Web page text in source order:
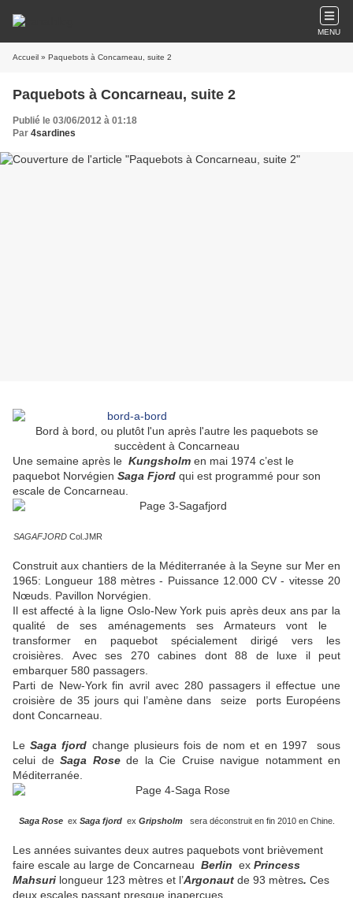
MENU
Accueil » Paquebots à Concarneau, suite 2
Paquebots à Concarneau, suite 2
Publié le 03/06/2012 à 01:18
Par 4sardines
Bord à bord, ou plutôt l'un après l'autre les paquebots se
succèdent à Concarneau
Une semaine après le Kungsholm en mai 1974 c’est le
paquebot Norvégien Saga Fjord qui est programmé pour son
escale de Concarneau.
SAGAFJORD Col.JMR
Construit aux chantiers de la Méditerranée à la Seyne sur Mer en
1965: Longueur 188 mètres - Puissance 12.000 CV - vitesse 20
Nœuds. Pavillon Norvégien.
Il est affecté à la ligne Oslo-New York puis après deux ans par la
qualité de ses aménagements ses Armateurs vont le
transformer en paquebot spécialement dirigé vers les
croisières. Avec ses 270 cabines dont 88 de luxe il peut
embarquer 580 passagers.
Parti de New-York fin avril avec 280 passagers il effectue une
croisière de 35 jours qui l’amène dans seize ports Européens
dont Concarneau.
LeSaga fjord change plusieurs fois de nom et en 1997 sous
celui de Saga Rosede la Cie Cruise navigue notamment en
Méditerranée.
Saga Rose ex Saga fjord ex Gripsholm sera déconstruit en fin 2010 en Chine.
Les années suivantes deux autres paquebots vont brièvement
faire escale au large de Concarneau Berlin ex Princess
Mahsuri longueur 123 mètres et l’Argonaut de 93 mètres. Ces
deux escales passant presque inaperçues.